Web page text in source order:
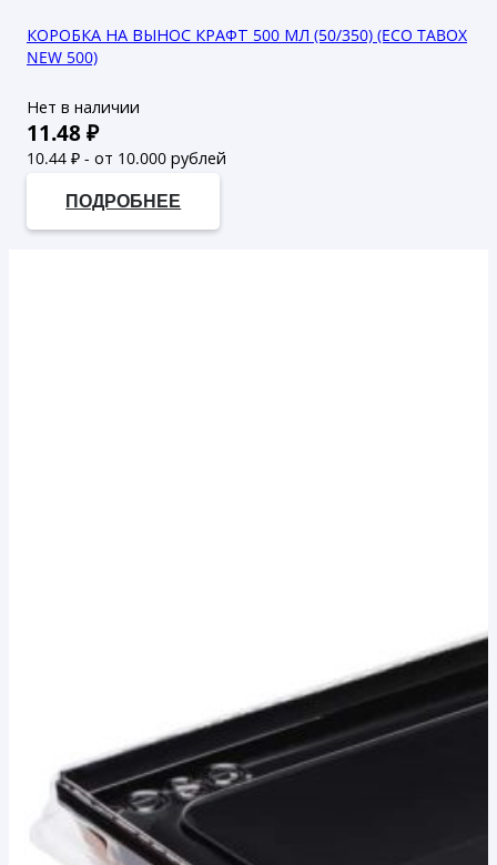
КОРОБКА НА ВЫНОС КРАФТ 500 МЛ (50/350) (ECO TABOX
NEW 500)
Нет в наличии
11.48₽
10.44 ₽ - от 10.000 рублей
ПОДРОБНЕЕ